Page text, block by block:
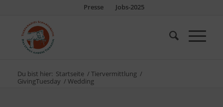
Presse Jobs-2025
Du bist hier: Startseite / Tiervermittlung /
GivingTuesday / Wedding